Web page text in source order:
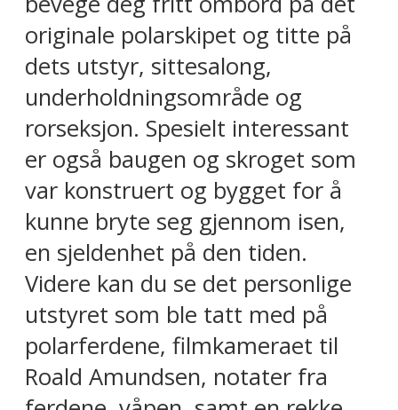
originale polarskipet og titte på
dets utstyr, sittesalong,
underholdningsområde og
rorseksjon. Spesielt interessant
er også baugen og skroget som
var konstruert og bygget for å
kunne bryte seg gjennom isen,
en sjeldenhet på den tiden.
Videre kan du se det personlige
utstyret som ble tatt med på
polarferdene, filmkameraet til
Roald Amundsen, notater fra